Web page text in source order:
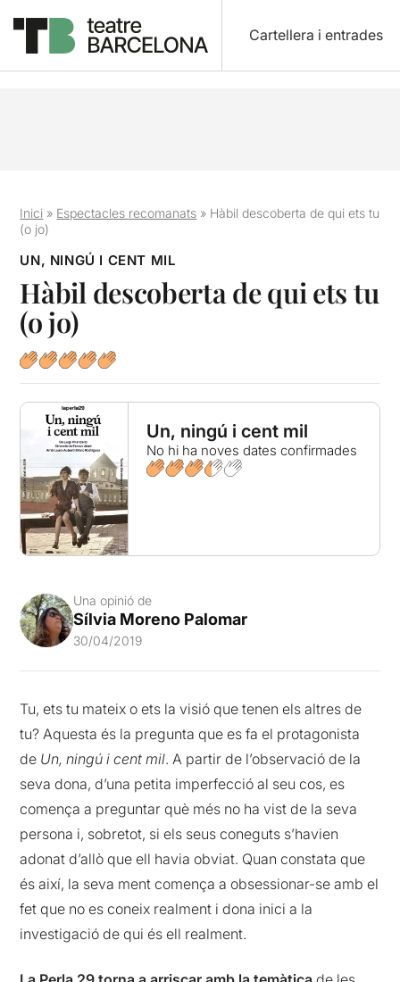
Cartellera i entrades
Inici » Espectacles recomanats » Hàbil descoberta de qui ets tu
(o jo)
UN, NINGÚ I CENT MIL
Hàbil descoberta de qui ets tu
(o jo)
Un, ningú i cent mil
No hi ha noves dates confirmades
Una opinió de
Sílvia Moreno Palomar
30/04/2019
Tu, ets tu mateix o ets la visió que tenen els altres de
tu? Aquesta és la pregunta que es fa el protagonista
de Un, ningú i cent mil. A partir de l’observació de la
seva dona, d’una petita imperfecció al seu cos, es
comença a preguntar què més no ha vist de la seva
persona i, sobretot, si els seus coneguts s’havien
adonat d’allò que ell havia obviat. Quan constata que
és així, la seva ment comença a obsessionar-se amb el
fet que no es coneix realment i dona inici a la
investigació de qui és ell realment.